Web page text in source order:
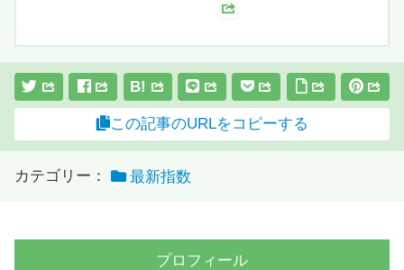
B!
この記事のURLをコピーする
カテゴリー： 最新指数
プロフィール